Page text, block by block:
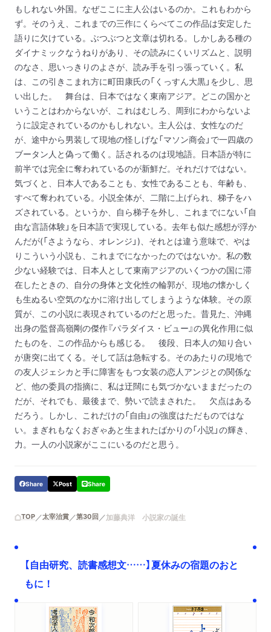
もしれない外国。なぜここに主人公はいるのか。これもわから
ず。そのうえ、これまでの三作にくらべてこの作品は安定した
語りに欠けている。ぶつぶつと文章は切れる。しかしある種の
ダイナミックなうねりがあり、その読みにくいリズムと、説明
のなさ、思いっきりのよさが、読み手を引っ張っていく。私
は、この引きこまれ方に町田康氏の「くっすん大黒」を少し、思
い出した。
舞台は、日本ではなく東南アジア。どこの国かと
いうことはわからないが、これはむしろ、周到にわからないよ
うに設定されているのかもしれない。主人公は、女性なのだ
が、途中から男装して現地の怪しげな「マソン商会」で一四歳の
ブータン人と偽って働く。話されるのは現地語。日本語が特に
前半では完全に奪われているのが新鮮だ。それだけではない。
気づくと、日本人であることも、女性であることも、年齢も、
すべて奪われている。小説全体が、二階に上げられ、梯子をハ
ズされている。というか、自ら梯子を外し、これまでにない「自
由な言語体験」を日本語で実現している。去年も似た感想が浮か
んだが(「さようなら、オレンジ」)、それとは違う意味で、やは
りこういう小説も、これまでになかったのではないか。私の数
少ない経験では、日本人として東南アジアのいくつかの国に滞
在したときの、自分の身体と文化性の輪郭が、現地の懐かしく
も生ぬるい空気のなかに溶け出してしまうような体験。その原
質が、この小説に表現されているのだと思った。昔見た、沖縄
出身の監督高嶺剛の傑作『パラダイス・ビュー』の異化作用に似
たものを、この作品からも感じる。
後段、日本人の知り合い
が唐突に出てくる。そして話は急転する。そのあたりの現地で
の友人ジェシカと手に障害をもつ女装の恋人アンジとの関係な
ど、他の委員の指摘に、私は迂闊にも気づかないままだったの
だが、それでも、最後まで、勢いで読まされた。
欠点はある
だろう。しかし、これだけの「自由」の強度はただものではな
い。まぎれもなくおぎゃあと生まれたばかりの「小説」の輝き、
力。一人の小説家がここにいるのだと思う。
Share Post Share
TOP 太宰治賞 第30回 加藤典洋 小説家の誕生
【自由研究、読書感想文……】夏休みの宿題のおと
もに！